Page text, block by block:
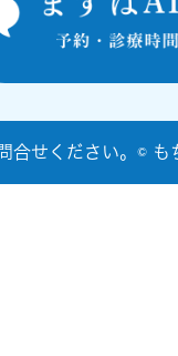
合せください。© も